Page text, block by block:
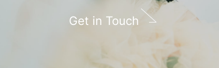
Get in Touch